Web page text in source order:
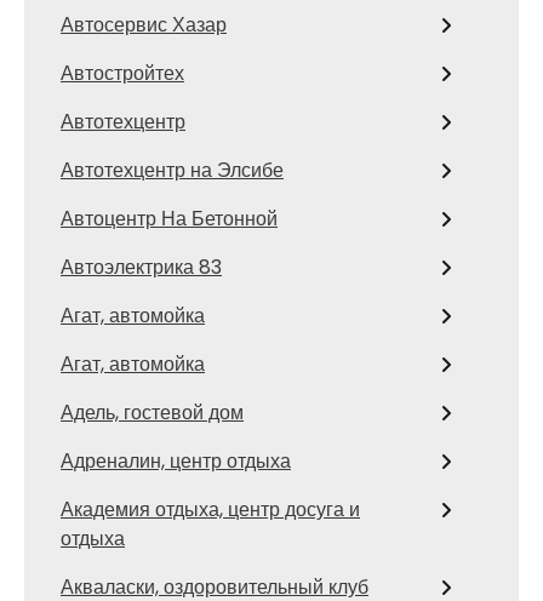
Автосервис Хазар
Автостройтех
Автотехцентр
Автотехцентр на Элсибе
Автоцентр На Бетонной
Автоэлектрика 83
Агат, автомойка
Агат, автомойка
Адель, гостевой дом
Адреналин, центр отдыха
Академия отдыха, центр досуга и
отдыха
Акваласки, оздоровительный клуб